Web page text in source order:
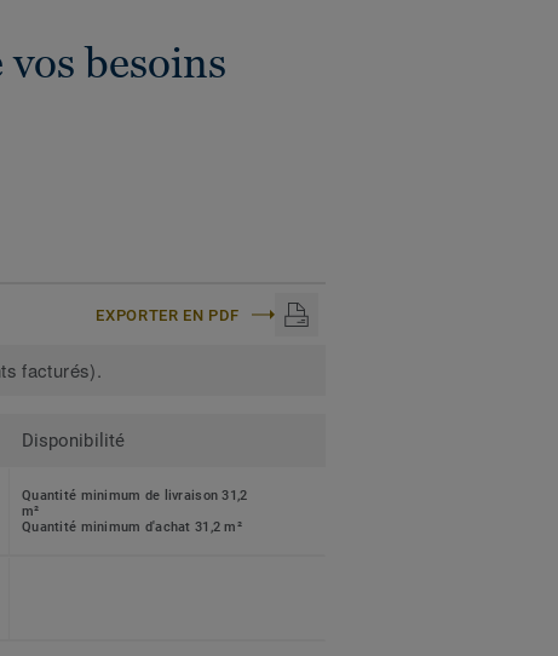
besoins
EXPORTER EN PDF
facturés).
Disponibilité
Quantité minimum de livraison 31,2
m²
Quantité minimum d'achat 31,2 m²